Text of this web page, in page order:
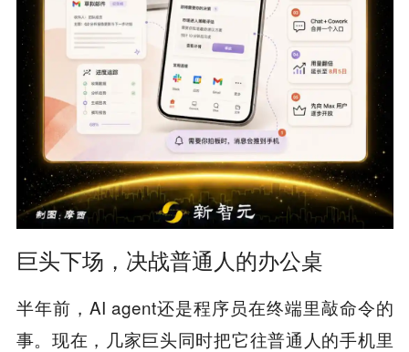
巨头下场，决战普通人的办公桌
半年前，AI agent还是程序员在终端里敲命令的
事。现在，几家巨头同时把它往普通人的手机里